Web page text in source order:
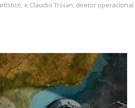
e Claudio Troian, diretor operacional.